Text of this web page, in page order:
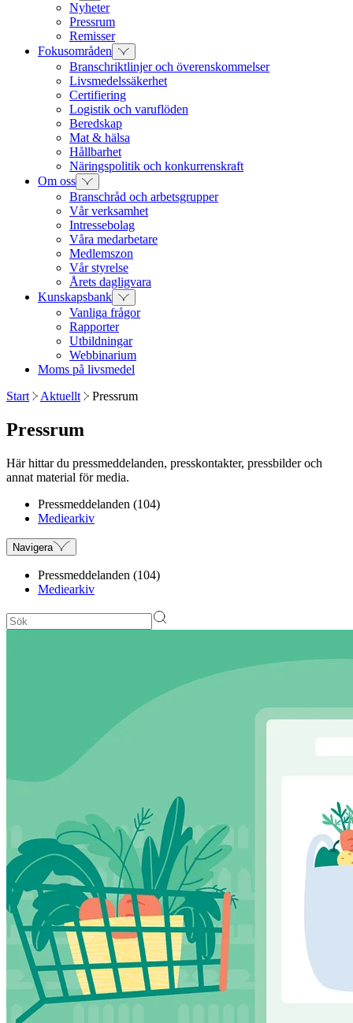
Nyheter
Pressrum
Remisser
Fokusområden
Branschriktlinjer och överenskommelser
Livsmedelssäkerhet
Certifiering
Logistik och varuflöden
Beredskap
Mat & hälsa
Hållbarhet
Näringspolitik och konkurrenskraft
Om oss
Branschråd och arbetsgrupper
Vår verksamhet
Intressebolag
Våra medarbetare
Medlemszon
Vår styrelse
Årets dagligvara
Kunskapsbank
Vanliga frågor
Rapporter
Utbildningar
Webbinarium
Moms på livsmedel
Start
Aktuellt Pressrum
Pressrum
Här hittar du pressmeddelanden, presskontakter, pressbilder och
annat material för media.
Pressmeddelanden (104)
Mediearkiv
Navigera
Pressmeddelanden (104)
Mediearkiv